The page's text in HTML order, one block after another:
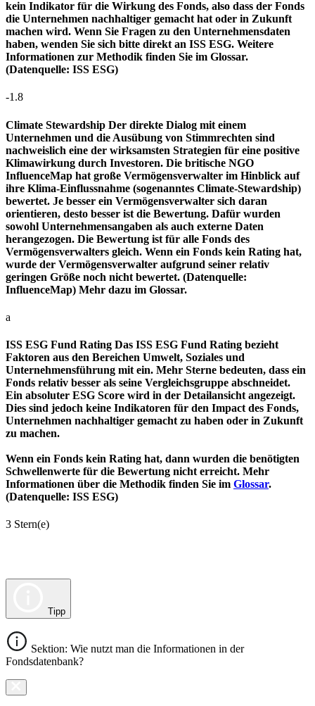
kein Indikator für die Wirkung des Fonds, also dass der Fonds
die Unternehmen nachhaltiger gemacht hat oder in Zukunft
machen wird. Wenn Sie Fragen zu den Unternehmensdaten
haben, wenden Sie sich bitte direkt an ISS ESG. Weitere
Informationen zur Methodik finden Sie im Glossar.
(Datenquelle: ISS ESG)
-1.8
Climate Stewardship Der direkte Dialog mit einem
Unternehmen und die Ausübung von Stimmrechten sind
nachweislich eine der wirksamsten Strategien für eine positive
Klimawirkung durch Investoren. Die britische NGO
InfluenceMap hat große Vermögensverwalter im Hinblick auf
ihre Klima-Einflussnahme (sogenanntes Climate-Stewardship)
bewertet. Je besser ein Vermögensverwalter sich daran
orientieren, desto besser ist die Bewertung. Dafür wurden
sowohl Unternehmensangaben als auch externe Daten
herangezogen. Die Bewertung ist für alle Fonds des
Vermögensverwalters gleich. Wenn ein Fonds kein Rating hat,
wurde der Vermögensverwalter aufgrund seiner relativ
geringen Größe noch nicht bewertet. (Datenquelle:
InfluenceMap) Mehr dazu im Glossar.
a
ISS ESG Fund Rating Das ISS ESG Fund Rating bezieht
Faktoren aus den Bereichen Umwelt, Soziales und
Unternehmensführung mit ein. Mehr Sterne bedeuten, dass ein
Fonds relativ besser als seine Vergleichsgruppe abschneidet.
Ein absoluter ESG Score wird in der Detailansicht angezeigt.
Dies sind jedoch keine Indikatoren für den Impact des Fonds,
Unternehmen nachhaltiger gemacht zu haben oder in Zukunft
zu machen.
Wenn ein Fonds kein Rating hat, dann wurden die benötigten
Schwellenwerte für die Bewertung nicht erreicht. Mehr
Informationen über die Methodik finden Sie im Glossar.
(Datenquelle: ISS ESG)
3 Stern(e)
Tipp
Sektion: Wie nutzt man die Informationen in der
Fondsdatenbank?